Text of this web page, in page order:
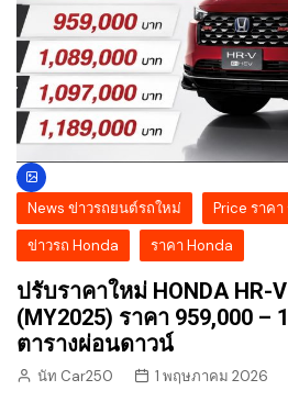
News ข่าวรถยนต์รถใหม่
Price ราค
ข่าวรถ Honda
ราคา Honda
ปรับราคาใหม่ HONDA HR-
(MY2025) ราคา 959,000 –
ตารางผ่อนดาวน์
นัท Car250 1 พฤษภาคม 2026